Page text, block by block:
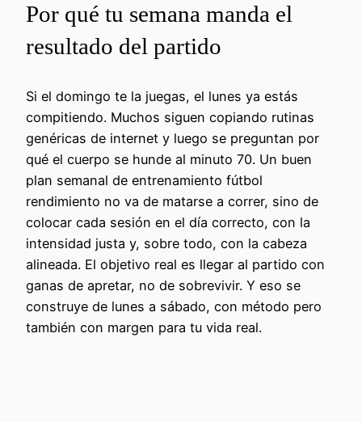
Por qué tu semana manda el
resultado del partido
Si el domingo te la juegas, el lunes ya estás
compitiendo. Muchos siguen copiando rutinas
genéricas de internet y luego se preguntan por
qué el cuerpo se hunde al minuto 70. Un buen
plan semanal de entrenamiento fútbol
rendimiento no va de matarse a correr, sino de
colocar cada sesión en el día correcto, con la
intensidad justa y, sobre todo, con la cabeza
alineada. El objetivo real es llegar al partido con
ganas de apretar, no de sobrevivir. Y eso se
construye de lunes a sábado, con método pero
también con margen para tu vida real.